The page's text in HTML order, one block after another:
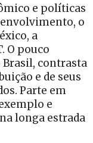
e políticas
o
a
O pouco
Brasil, contrasta
e de seus
Parte em
e
longa estrada